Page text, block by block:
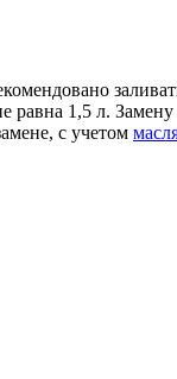
1,5 л. Замену
с учетом